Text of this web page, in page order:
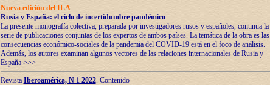
Nueva edición del ILA
Rusia y España: el ciclo de incertidumbre pandémico
La presente monografía colectiva, preparada por investigadores rusos y españoles, continua la
serie de publicaciones conjuntas de los expertos de ambos países. La temática de la obra es las
consecuencias económico-sociales de la pandemia del COVID-19 está en el foco de análisis.
Además, los autores examinan algunos vectores de las relaciones internacionales de Rusia y
España >>>
Revista Iberoamérica, N 1 2022. Contenido